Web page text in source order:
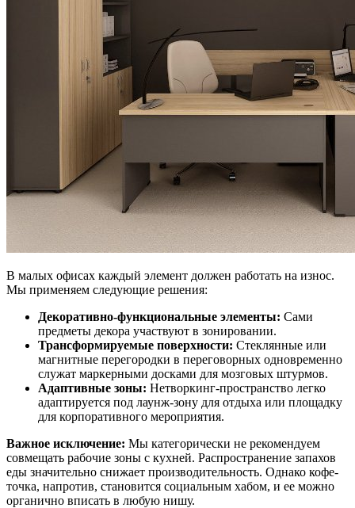
В малых офисах каждый элемент должен работать на износ.
Мы применяем следующие решения:
Декоративно-функциональные элементы: Сами
предметы декора участвуют в зонировании.
Трансформируемые поверхности: Стеклянные или
магнитные перегородки в переговорных одновременно
служат маркерными досками для мозговых штурмов.
Адаптивные зоны: Нетворкинг-пространство легко
адаптируется под лаунж-зону для отдыха или площадку
для корпоративного мероприятия.
Важное исключение: Мы категорически не рекомендуем
совмещать рабочие зоны с кухней. Распространение запахов
еды значительно снижает производительность. Однако кофе-
точка, напротив, становится социальным хабом, и ее можно
органично вписать в любую нишу.